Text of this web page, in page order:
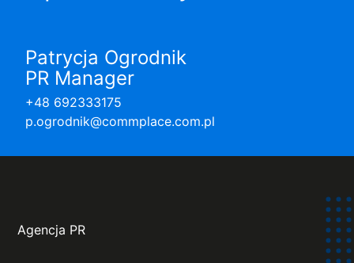
Patrycja Ogrodnik
PR Manager
+48 692333175
p.ogrodnik@commplace.com.pl
Agencja PR